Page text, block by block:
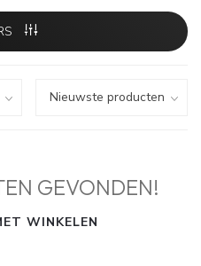
GEVONDEN!
WINKELEN